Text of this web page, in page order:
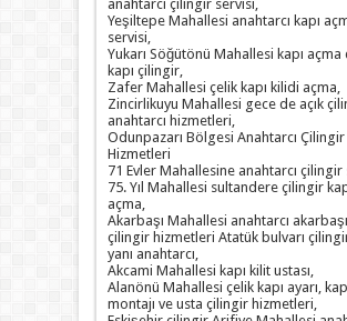
anahtarcı çilingir servisi,
Yeşiltepe Mahallesi anahtarcı kapı
servisi,
Yukarı Söğütönü Mahallesi kapı
kapı çilingir,
Zafer Mahallesi çelik kapı kilidi açma,
Zincirlikuyu Mahallesi gece de açık
anahtarcı hizmetleri,
Odunpazarı Bölgesi Anahtarcı Çilingir
Hizmetleri
71 Evler Mahallesine anahtarcı çilingir
75. Yıl Mahallesi sultandere çilingir
açma,
Akarbaşı Mahallesi anahtarcı akarbaşı
çilingir hizmetleri Atatük bulvarı
yanı anahtarcı,
Akcami Mahallesi kapı kilit ustası,
Alanönü Mahallesi çelik kapı ayarı,
montajı ve usta çilingir hizmetleri,